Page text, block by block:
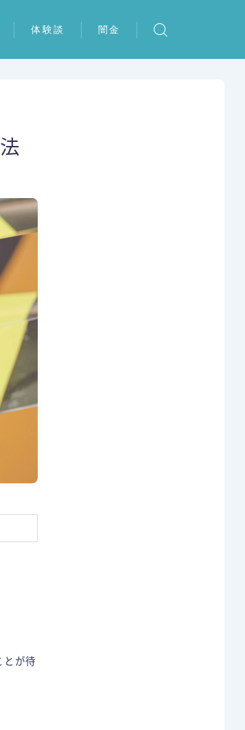
体験談 闇金
とが待